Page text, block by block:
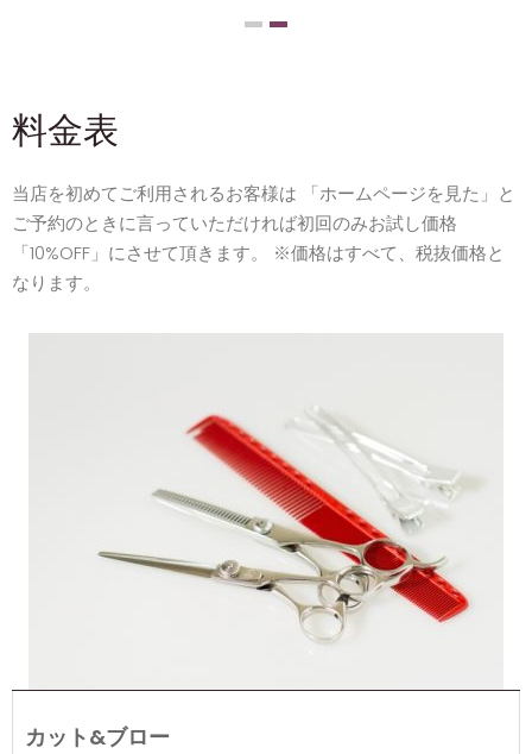
料金表
当店を初めてご利用されるお客様は 「ホームページを見た」と
ご予約のときに言っていただければ初回のみお試し価格
「10%OFF」にさせて頂きます。 ※価格はすべて、税抜価格と
なります。
カット&ブロー